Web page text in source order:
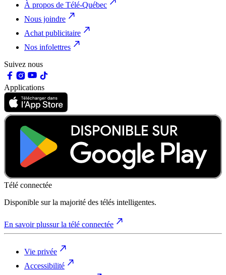
À propos de Télé-Québec
Nous joindre
Achat publicitaire
Nos infolettres
Suivez nous
Applications
Télé connectée
Disponible sur la majorité des télés intelligentes.
En savoir plussur la télé connectée
Vie privée
Accessibilité